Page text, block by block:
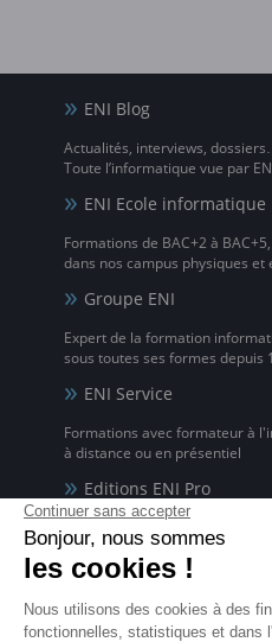
ENI Blog
Actualités, interviews,
Toute l’informatique vue par
ENI Ecole informatique
Formations de BAC+2 à BAC+5,
dans nos campus physiques et
Groupe ENI
Expert de la formation
sous toutes ses formes depuis
ENI Service
Formations avec formateur à
à distance ou en présentiel
Editions ENI Pro
pour les organismes de
ENI elearning
La solution de formation à